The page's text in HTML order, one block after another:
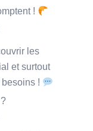
!
les
et surtout
!